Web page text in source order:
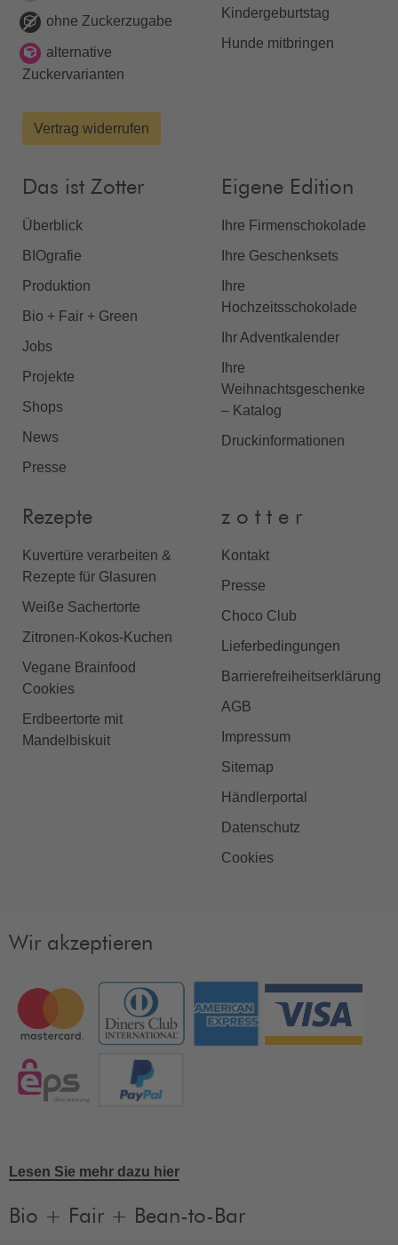
ohne Zuckerzugabe
alternative
Zuckervarianten
Vertrag widerrufen
Kindergeburtstag
Hunde mitbringen
Das ist Zotter
Überblick
BIOgrafie
Produktion
Bio + Fair + Green
Jobs
Projekte
Shops
News
Presse
Eigene Edition
Ihre Firmenschokolade
Ihre Geschenksets
Ihre
Hochzeitsschokolade
Ihr Adventkalender
Ihre
Weihnachtsgeschenke
– Katalog
Druckinformationen
Rezepte
Kuvertüre verarbeiten &
Rezepte für Glasuren
Weiße Sachertorte
Zitronen-Kokos-Kuchen
Vegane Brainfood
Cookies
Erdbeertorte mit
Mandelbiskuit
z o t t e r
Kontakt
Presse
Choco Club
Lieferbedingungen
Barrierefreiheitserklärung
AGB
Impressum
Sitemap
Händlerportal
Datenschutz
Cookies
Wir akzeptieren
Lesen Sie mehr dazu hier
Bio + Fair + Bean-to-Bar